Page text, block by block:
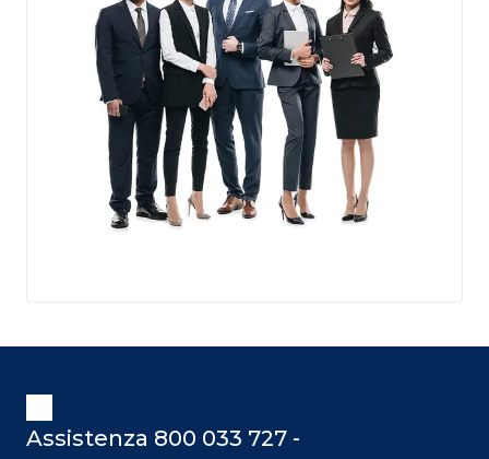
Assistenza 800 033 727 -